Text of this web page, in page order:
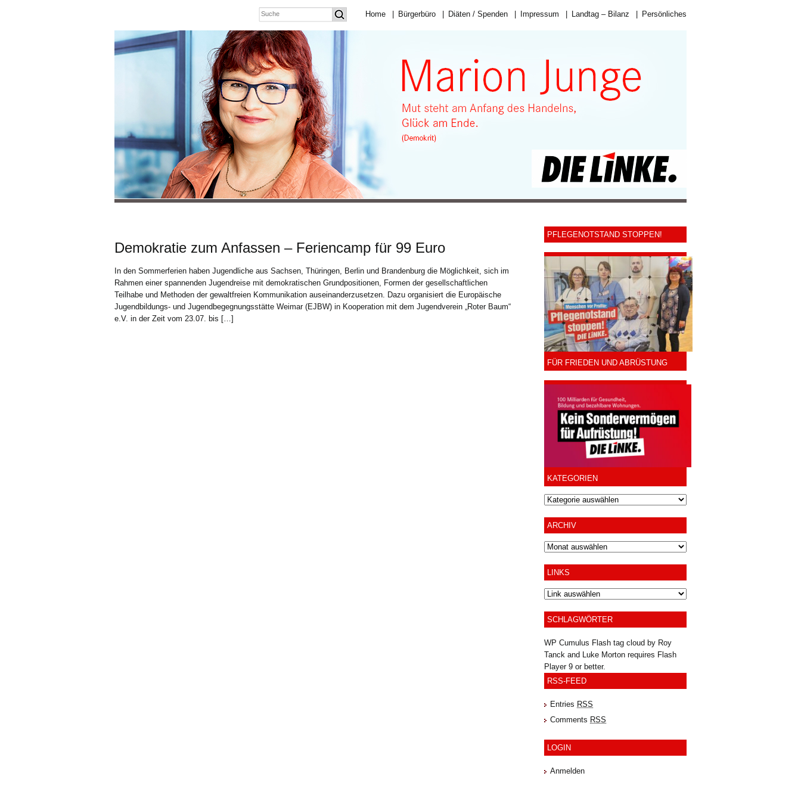
Home Bürgerbüro Diäten / Spenden Impressum Landtag – Bilanz Persönliches
Demokratie zum Anfassen – Feriencamp für 99 Euro
In den Sommerferien haben Jugendliche aus Sachsen, Thüringen, Berlin und Brandenburg die Möglichkeit, sich im
Rahmen einer spannenden Jugendreise mit demokratischen Grundpositionen, Formen der gesellschaftlichen
Teilhabe und Methoden der gewaltfreien Kommunikation auseinanderzusetzen. Dazu organisiert die Europäische
Jugendbildungs- und Jugendbegegnungsstätte Weimar (EJBW) in Kooperation mit dem Jugendverein „Roter Baum“
e.V. in der Zeit vom 23.07. bis […]
PFLEGENOTSTAND STOPPEN!
FÜR FRIEDEN UND ABRÜSTUNG
KATEGORIEN
ARCHIV
Archiv
LINKS
SCHLAGWÖRTER
WP Cumulus Flash tag cloud by Roy
Tanck and Luke Morton requires Flash
Player9 or better.
RSS-FEED
Entries RSS
Comments RSS
LOGIN
Anmelden